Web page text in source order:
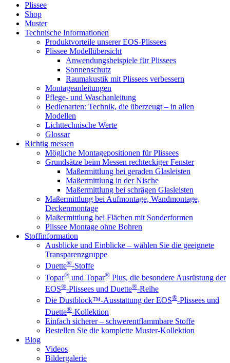
Plissee
Shop
Muster
Technische Informationen
Produktvorteile unserer EOS-Plissees
Plissee Modellübersicht
Anwendungsbeispiele für Plissees
Sonnenschutz
Raumakustik mit Plissees verbessern
Montageanleitungen
Pflege- und Waschanleitung
Bedienarten: Technik, die überzeugt – in allen
Modellen
Lichttechnische Werte
Glossar
Richtig messen
Mögliche Montagepositionen für Plissees
Grundsätze beim Messen rechteckiger Fenster
Maßermittlung bei geraden Glasleisten
Maßermittlung in der Nische
Maßermittlung bei schrägen Glasleisten
Maßermittlung bei Aufmontage, Wandmontage,
Deckenmontage
Maßermittlung bei Flächen mit Sonderformen
Plissee Montage ohne Bohren
Stoffinformation
Ausblicke und Einblicke – wählen Sie die geeignete
Transparenzgruppe
Duette®-Stoffe
Topar® und Topar® Plus, die besondere Ausrüstung der
EOS®-Plissees und Duette®-Reihe
Die Dustblock™-Ausstattung der EOS®-Plissees und
Duette®-Kollektion
Einfach sicherer – schwerentflammbare Stoffe
Bestellen Sie die komplette Muster-Kollektion
Blog
Videos
Bildergalerie